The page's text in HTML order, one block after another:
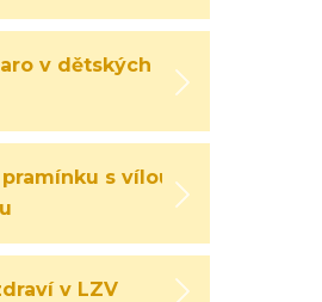
v dětských
s vílou
v LZV